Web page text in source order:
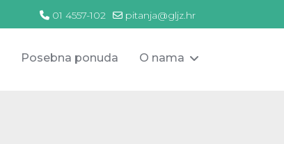
01 4557-102 pitanja@gljz.hr
Posebna ponuda O nama